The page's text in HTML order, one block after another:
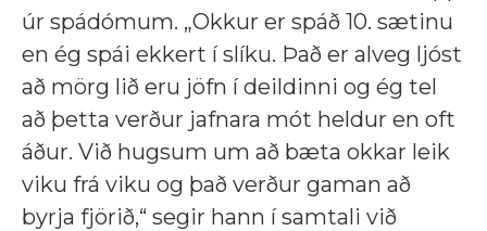
úr spádómum. „Okkur er spáð 10. sætinu
en ég spái ekkert í slíku. Það er alveg ljóst
að mörg lið eru jöfn í deildinni og ég tel
að þetta verður jafnara mót heldur en oft
áður. Við hugsum um að bæta okkar leik
viku frá viku og það verður gaman að
byrja fjörið,“ segir hann í samtali við